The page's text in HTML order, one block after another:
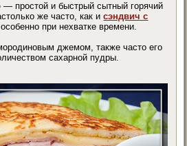
— простой и быстрый сытный горячий
же часто, как исэндвич с
при нехватке времени.
джемом, также часто его
сахарной пудры.